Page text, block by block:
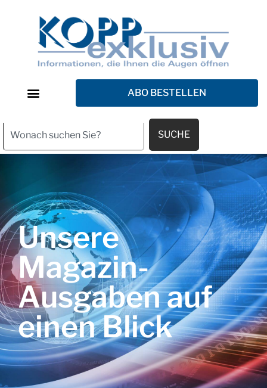
ABO BESTELLEN
SUCHE
Unsere
Magazin-
Ausgaben auf
einen Blick